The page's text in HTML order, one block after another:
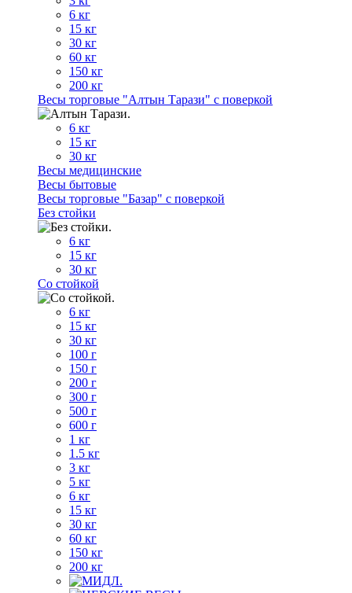
6 кг
15 кг
30 кг
60 кг
150 кг
200 кг
Весы торговые "Алтын Тарази" с поверкой
6 кг
15 кг
30 кг
Весы медицинские
Весы бытовые
Весы торговые "Базар" с поверкой
Без стойки
6 кг
15 кг
30 кг
Со стойкой
6 кг
15 кг
30 кг
100 г
150 г
200 г
300 г
500 г
600 г
1 кг
1.5 кг
3 кг
5 кг
6 кг
15 кг
30 кг
60 кг
150 кг
200 кг